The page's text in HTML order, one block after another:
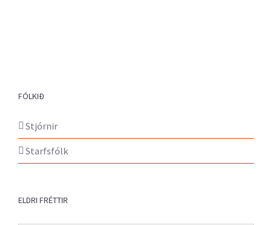
FÓLKIÐ
Stjórnir
Starfsfólk
ELDRI FRÉTTIR